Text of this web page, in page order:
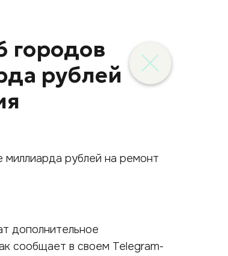
городов
рублей
дополнительное
сообщает в своем Telegram-